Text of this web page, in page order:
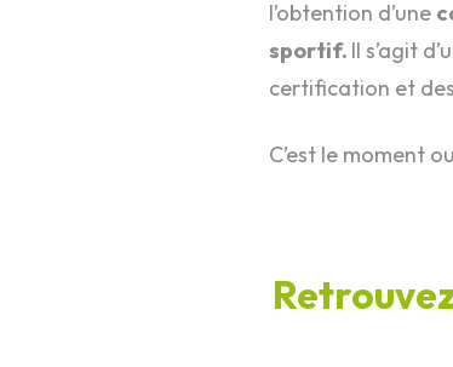
l’obtention d’une
sportif. Il s’agit
certification et
C’est le moment